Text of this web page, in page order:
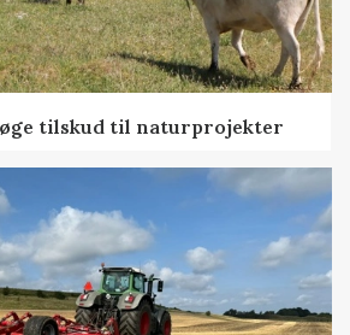
tilskud til naturprojekter